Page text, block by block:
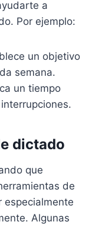
a
Por ejemplo:
un objetivo
semana.
un tiempo
dictado
que
de
especialmente
Algunas